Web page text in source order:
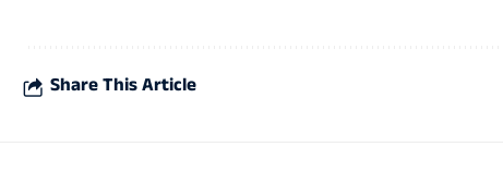
Share This Article